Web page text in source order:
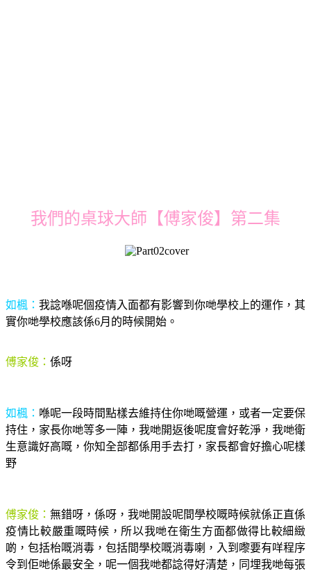
我們的桌球大師【傅家俊】第二集
如楓： 我諗喺呢個疫情入面都有影響到你哋學校上的運作，其
實你哋學校應該係6月的時候開始。
傅家俊： 係呀
如楓： 喺呢一段時間點樣去維持住你哋嘅營運，或者一定要保
持住，家長你哋等多一陣，我哋開返後呢度會好乾淨，我哋衛
生意識好高嘅，你知全部都係用手去打，家長都會好擔心呢樣
野
傅家俊： 無錯呀，係呀，我哋開設呢間學校嘅時候就係正直係
疫情比較嚴重嘅時候，所以我哋在衛生方面都做得比較細緻
啲，包括枱嘅消毒，包括間學校嘅消毒喇，入到嚟要有咩程序
令到佢哋係最安全，呢一個我哋都諗得好清楚，同埋我哋每張